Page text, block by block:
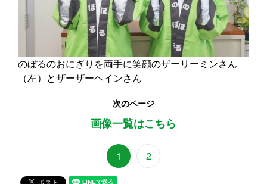
のぼるのおにぎりを両手に笑顔のザーリーミンさん
（左）とザーザーヘインさん
次のページ
画像一覧はこちら
1 2